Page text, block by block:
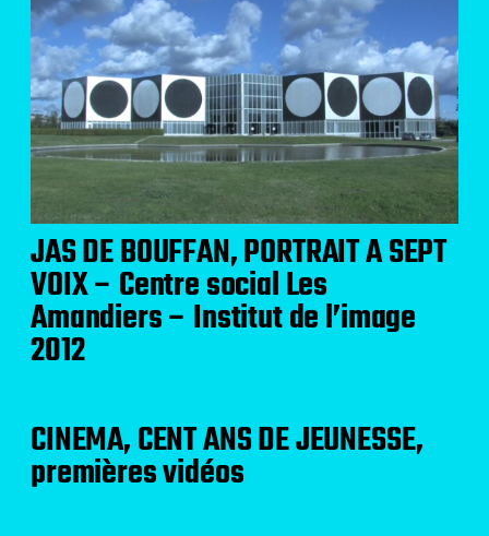
JAS DE BOUFFAN, PORTRAIT A SEPT
VOIX – Centre social Les
Amandiers – Institut de l’image
2012
CINEMA, CENT ANS DE JEUNESSE,
premières vidéos